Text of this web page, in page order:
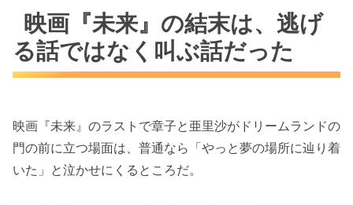
映画『未来』の結末は、逃げ
る話ではなく叫ぶ話だった
映画『未来』のラストで章子と亜里沙がドリームランドの
門の前に立つ場面は、普通なら「やっと夢の場所に辿り着
いた」と泣かせにくるところだ。